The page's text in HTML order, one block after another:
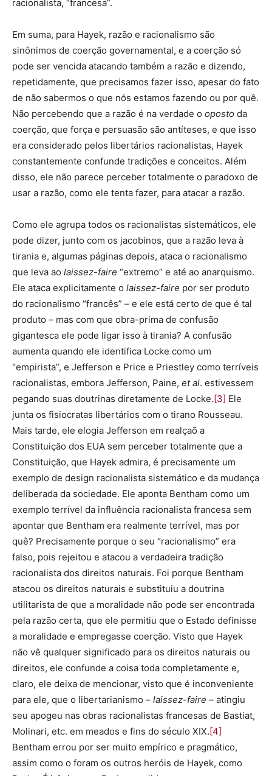
racionalista, “francesa”.
Em suma, para Hayek, razão e racionalismo são
sinônimos de coerção governamental, e a coerção só
pode ser vencida atacando também a razão e dizendo,
repetidamente, que precisamos fazer isso, apesar do fato
de não sabermos o que nós estamos fazendo ou por quê.
Não percebendo que a razão é na verdade o oposto da
coerção, que força e persuasão são antíteses, e que isso
era considerado pelos libertários racionalistas, Hayek
constantemente confunde tradições e conceitos. Além
disso, ele não parece perceber totalmente o paradoxo de
usar a razão, como ele tenta fazer, para atacar a razão.
Como ele agrupa todos os racionalistas sistemáticos, ele
pode dizer, junto com os jacobinos, que a razão leva à
tirania e, algumas páginas depois, ataca o racionalismo
que leva ao laissez-faire “extremo” e até ao anarquismo.
Ele ataca explicitamente o laissez-faire por ser produto
do racionalismo “francês” – e ele está certo de que é tal
produto – mas com que obra-prima de confusão
gigantesca ele pode ligar isso à tirania? A confusão
aumenta quando ele identifica Locke como um
“empirista”, e Jefferson e Price e Priestley como terríveis
racionalistas, embora Jefferson, Paine, et al. estivessem
pegando suas doutrinas diretamente de Locke. [3] Ele
junta os fisiocratas libertários com o tirano Rousseau.
Mais tarde, ele elogia Jefferson em realçaõ a
Constituição dos EUA sem perceber totalmente que a
Constituição, que Hayek admira, é precisamente um
exemplo de design racionalista sistemático e da mudança
deliberada da sociedade. Ele aponta Bentham como um
exemplo terrível da influência racionalista francesa sem
apontar que Bentham era realmente terrível, mas por
quê? Precisamente porque o seu “racionalismo” era
falso, pois rejeitou e atacou a verdadeira tradição
racionalista dos direitos naturais. Foi porque Bentham
atacou os direitos naturais e substituiu a doutrina
utilitarista de que a moralidade não pode ser encontrada
pela razão certa, que ele permitiu que o Estado definisse
a moralidade e empregasse coerção. Visto que Hayek
não vê qualquer significado para os direitos naturais ou
direitos, ele confunde a coisa toda completamente e,
claro, ele deixa de mencionar, visto que é inconveniente
para ele, que o libertarianismo – laissez-faire – atingiu
seu apogeu nas obras racionalistas francesas de Bastiat,
Molinari, etc. em meados e fins do século XIX. [4]
Bentham errou por ser muito empírico e pragmático,
assim como o foram os outros heróis de Hayek, como